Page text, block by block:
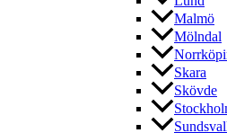
Malmö
Mölndal
Skara
Skövde